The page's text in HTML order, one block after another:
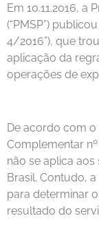
Em 10.11.2016, a
(“PMSP”)
4/2016”), que
aplicação da
operações de
De acordo com o
Complementar
não se aplica
Brasil. Contudo,
para determinar
resultado do